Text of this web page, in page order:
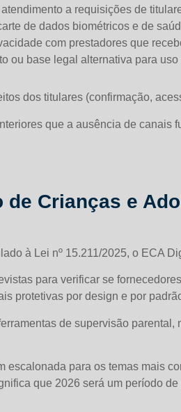
a requisições de
de dados biométricos e de
com prestadores que
ou base legal alternativa para
dos titulares (confirmação,
que a ausência de canais
de Crianças e
à Lei nº 15.211/2025, o ECA
para verificar se
protetivas por design e por
de supervisão
escalonada para os temas mais
que 2026 será um período